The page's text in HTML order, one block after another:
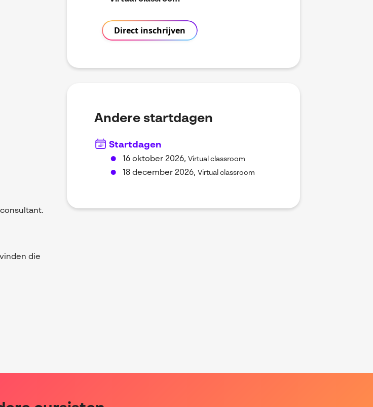
die
Direct inschrijven
Andere startdagen
Startdagen
16 oktober 2026, Virtual classroom
18 december 2026, Virtual classroom